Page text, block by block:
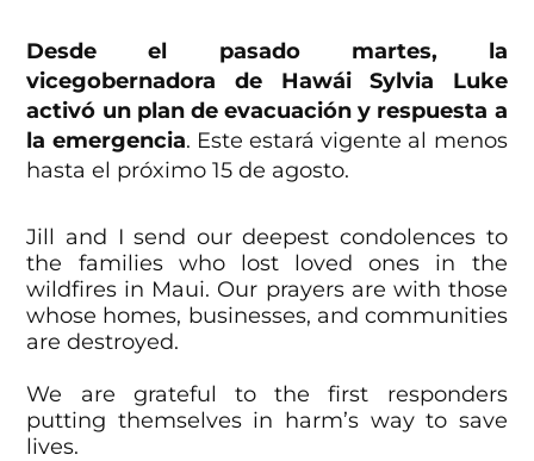
Desde el pasado martes, la
vicegobernadora de Hawái Sylvia Luke
activó un plan de evacuación y respuesta a
la emergencia. Este estará vigente al menos
hasta el próximo 15 de agosto.
Jill and I send our deepest condolences to
the families who lost loved ones in the
wildfires in Maui. Our prayers are with those
whose homes, businesses, and communities
are destroyed.
We are grateful to the first responders
putting themselves in harm’s way to save
lives.